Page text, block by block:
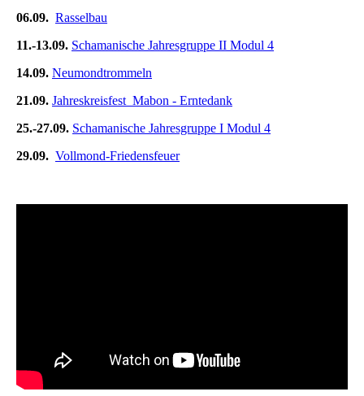
06.09. Rasselbau
11.-13.09. Schamanische Jahresgruppe II Modul 4
14.09. Neumondtrommeln
21.09. Jahreskreisfest Mabon - Erntedank
25.-27.09. Schamanische Jahresgruppe I Modul 4
29.09. Vollmond-Friedensfeuer